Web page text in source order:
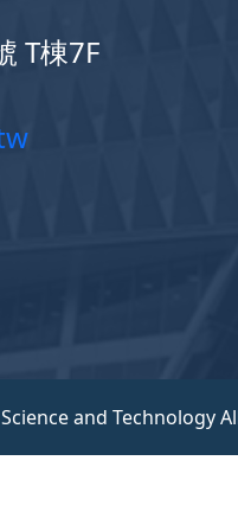
T棟7F
and Technology